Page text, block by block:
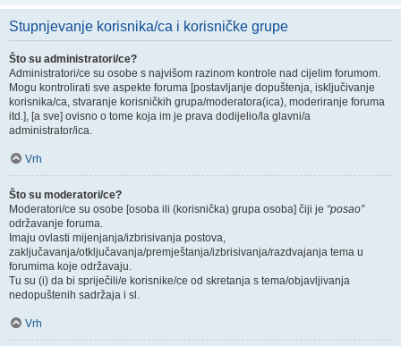
Stupnjevanje korisnika/ca i korisničke grupe
Što su administratori/ce?
Administratori/ce su osobe s najvišom razinom kontrole nad cijelim forumom.
Mogu kontrolirati sve aspekte foruma [postavljanje dopuštenja, isključivanje
korisnika/ca, stvaranje korisničkih grupa/moderatora(ica), moderiranje foruma
itd.], [a sve] ovisno o tome koja im je prava dodijelio/la glavni/a
administrator/ica.
Vrh
Što su moderatori/ce?
Moderatori/ce su osobe [osoba ili (korisnička) grupa osoba] čiji je “posao”
održavanje foruma.
Imaju ovlasti mijenjanja/izbrisivanja postova,
zaključavanja/otključavanja/premještanja/izbrisivanja/razdvajanja tema u
forumima koje održavaju.
Tu su (i) da bi spriječili/e korisnike/ce od skretanja s tema/objavljivanja
nedopuštenih sadržaja i sl.
Vrh